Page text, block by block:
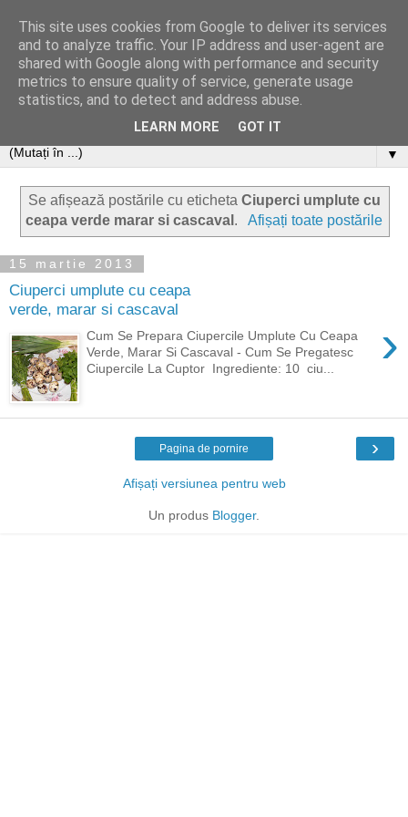
▼
Se afișează postările cu eticheta Ciuperci umplute cu
ceapa verde marar si cascaval . Afișați toate postările
15 martie 2013
Ciuperci umplute cu ceapa
verde, marar si cascaval
›
Cum Se Prepara Ciupercile Umplute Cu Ceapa
Verde, Marar Si Cascaval - Cum Se Pregatesc
Ciupercile La Cuptor Ingrediente: 10 ciu...
›
Pagina de pornire
Afișați versiunea pentru web
Un produs Blogger.
This site uses cookies from Google to deliver its services
and to analyze traffic. Your IP address and user-agent are
shared with Google along with performance and security
metrics to ensure quality of service, generate usage
statistics, and to detect and address abuse.
LEARN MORE GOT IT